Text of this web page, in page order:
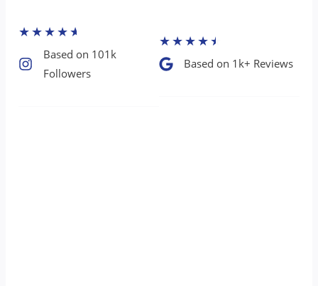
★★★★★
Based on 101k
Followers​
★★★★★
Based on 1k+ Reviews​